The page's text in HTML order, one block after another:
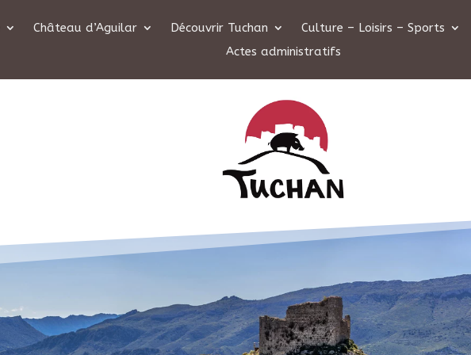
Château d’Aguilar Découvrir Tuchan Culture – Loisirs – Sports
Actes administratifs